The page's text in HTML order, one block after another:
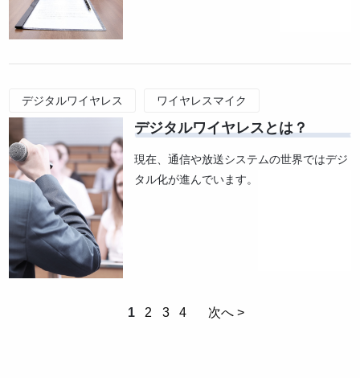
デジタルワイヤレス ワイヤレスマイク
デジタルワイヤレスとは？
現在、通信や放送システムの世界ではデジ
タル化が進んでいます。
1 2 3 4 次へ >